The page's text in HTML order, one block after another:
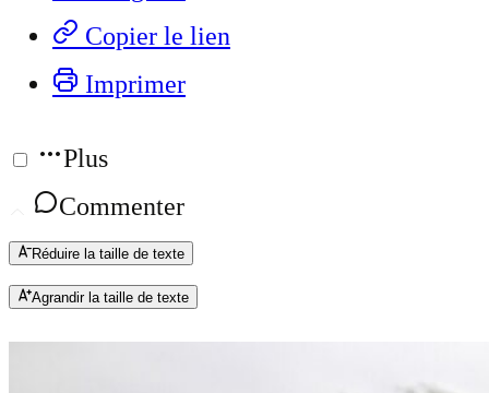
Copier le lien
Imprimer
Plus
Commenter
Réduire la taille de texte
Agrandir la taille de texte